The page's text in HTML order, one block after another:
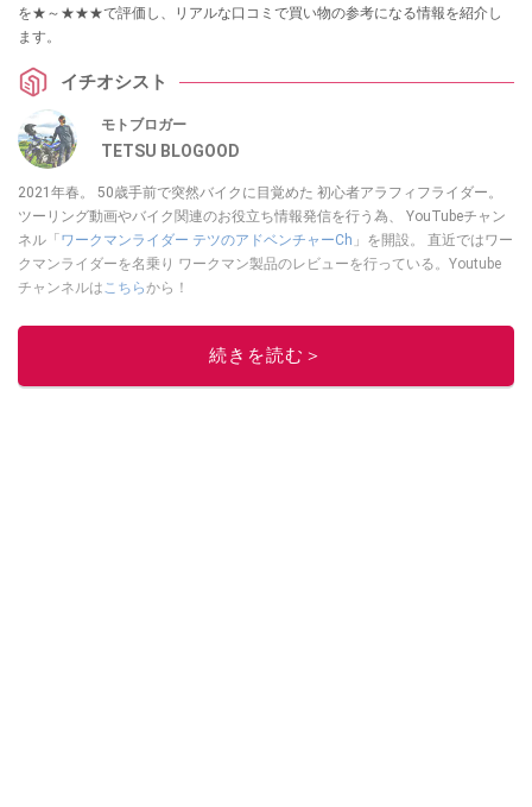
を★～★★★で評価し、リアルな口コミで買い物の参考になる情報を紹介し
ます。
イチオシスト
モトブロガー
TETSU BLOGOOD
2021年春。 50歳手前で突然バイクに目覚めた 初心者アラフィフライダー。
ツーリング動画やバイク関連のお役立ち情報発信を行う為、 YouTubeチャン
ネル「 ワークマンライダー テツのアドベンチャーCh 」を開設。 直近ではワー
クマンライダーを名乗り ワークマン製品のレビューを行っている。Youtube
チャンネルはこちらから！
このイチオシストの他の記事を読む
続きを読む＞